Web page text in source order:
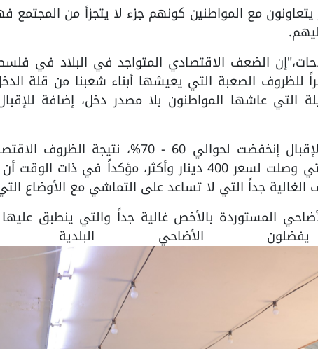
يتعاونون مع المواطنين كونهم جزء لا يتجزأ من المجتمع
الضعف الاقتصادي المتواجد في البلاد في
للظروف الصعبة التي يعيشها أبناء شعبنا من قلة
التي عاشها المواطنون بلا مصدر دخل، إضافة
وأضاف، بأن نسبة الإقبال إنخفضت لحوالي 60 -
المكلفة للأضاحي التي وصلت لسعر 400 دينار وأكثر،
الغالية جداً التي لا تساعد على التماشي مع الأوضاع
المستوردة بالأخص غالية جداً والتي ينطبق
يفضلون الأضاحي البلدية